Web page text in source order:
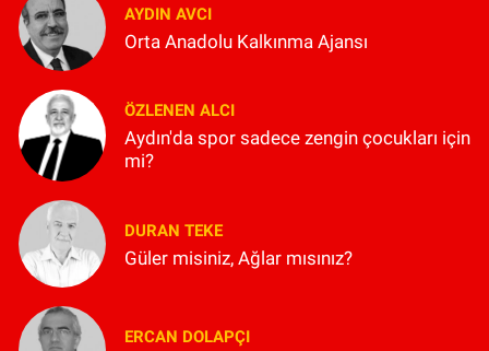
AYDIN AVCI
Orta Anadolu Kalkınma Ajansı
ÖZLENEN ALCI
Aydın'da spor sadece zengin çocukları için
mi?
DURAN TEKE
Güler misiniz, Ağlar mısınız?
ERCAN DOLAPÇI